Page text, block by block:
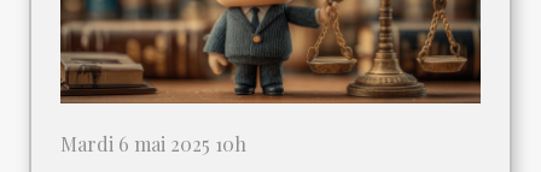
Mardi 6 mai 2025 10h